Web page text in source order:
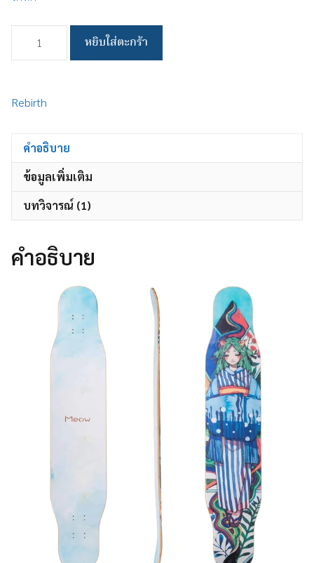
ชิ้น
หยิบใส่ตะกร้า
Rebirth
คำอธิบาย
ข้อมูลเพิ่มเติม
บทวิจารณ์ (1)
คำอธิบาย